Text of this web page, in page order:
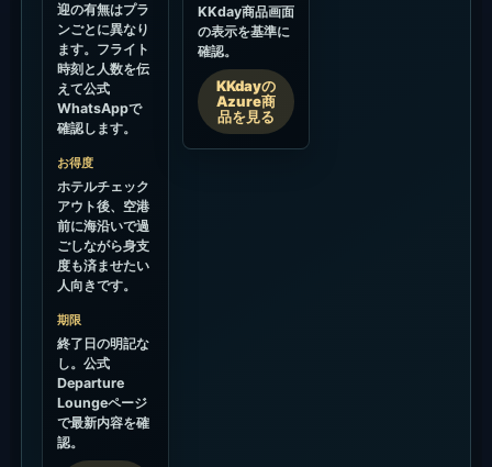
迎の有無はプラ
ンごとに異なり
ます。フライト
時刻と人数を伝
えて公式
WhatsAppで
確認します。
お得度
ホテルチェック
アウト後、空港
前に海沿いで過
ごしながら身支
度も済ませたい
人向きです。
期限
終了日の明記な
し。公式
Departure
Loungeページ
で最新内容を確
認。
KKday商品画面
の表示を基準に
確認。
KKdayの
Azure商
品を見る